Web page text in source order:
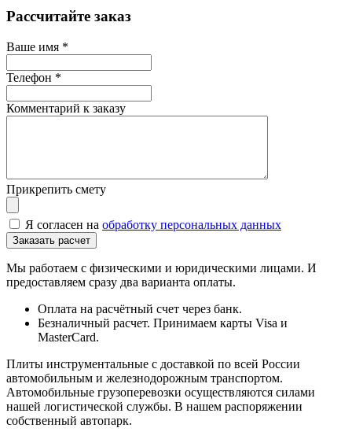
Рассчитайте заказ
Ваше имя *
Телефон *
Комментарий к заказу
Прикрепить смету
Я согласен на обработку персональных данных
Мы работаем с физическими и юридическими лицами. И
предоставляем сразу два варианта оплаты.
Оплата на расчётный счет через банк.
Безналичный расчет. Принимаем карты Visa и
MasterCard.
Плиты инструментальные с доставкой по всей России
автомобильным и железнодорожным транспортом.
Автомобильные грузоперевозки осуществляются силами
нашей логистической службы. В нашем распоряжении
собственный автопарк.